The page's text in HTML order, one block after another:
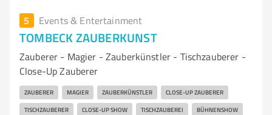
5 Events & Entertainment
TOMBECK ZAUBERKUNST
Zauberer - Magier - Zauberkünstler - Tischzauberer -
Close-Up Zauberer
ZAUBERER MAGIER ZAUBERKÜNSTLER CLOSE-UP ZAUBERER
TISCHZAUBERER CLOSE-UP SHOW TISCHZAUBEREI BÜHNENSHOW